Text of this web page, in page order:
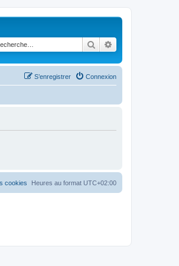
Rechercher
Connexion
S’enregistrer
Heures au format UTC+02:00
cookies